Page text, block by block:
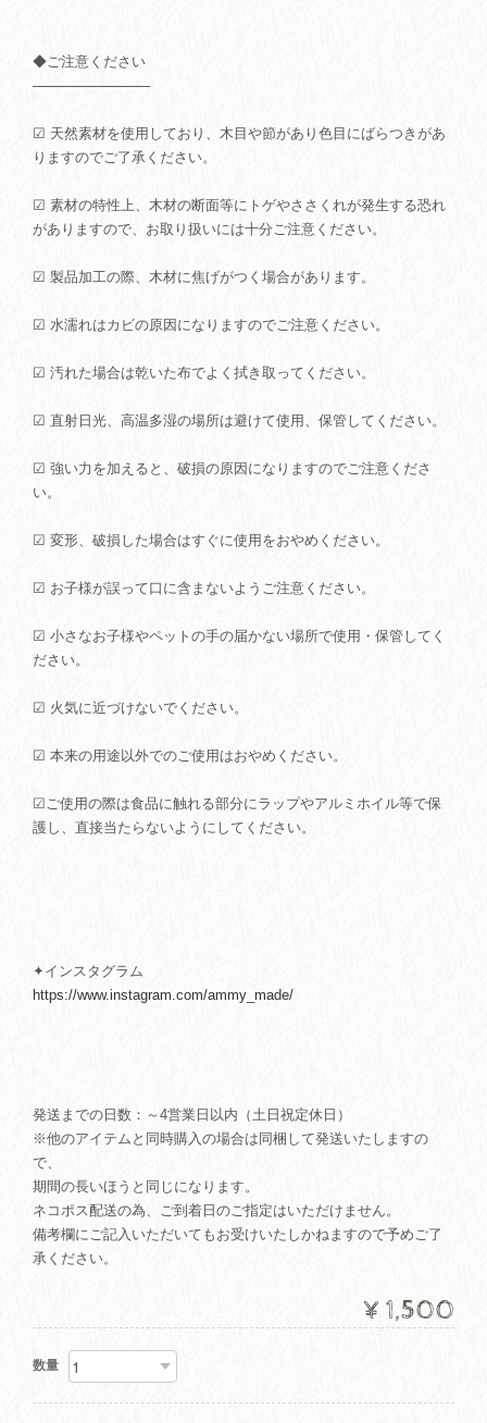
◆ご注意ください
────────────
☑ 天然素材を使用しており、木目や節があり色目にばらつきがあ
りますのでご了承ください。
☑ 素材の特性上、木材の断面等にトゲやささくれが発生する恐れ
がありますので、お取り扱いには十分ご注意ください。
☑ 製品加工の際、木材に焦げがつく場合があります。
☑ 水濡れはカビの原因になりますのでご注意ください。
☑ 汚れた場合は乾いた布でよく拭き取ってください。
☑ 直射日光、高温多湿の場所は避けて使用、保管してください。
☑ 強い力を加えると、破損の原因になりますのでご注意くださ
い。
☑ 変形、破損した場合はすぐに使用をおやめください。
☑ お子様が誤って口に含まないようご注意ください。
☑ 小さなお子様やペットの手の届かない場所で使用・保管してく
ださい。
☑ 火気に近づけないでください。
☑ 本来の用途以外でのご使用はおやめください。
☑ご使用の際は食品に触れる部分にラップやアルミホイル等で保
護し、直接当たらないようにしてください。
✦インスタグラム
https://www.instagram.com/ammy_made/
発送までの日数：～4営業日以内（土日祝定休日）
※他のアイテムと同時購入の場合は同梱して発送いたしますの
で、
期間の長いほうと同じになります。
ネコポス配送の為、ご到着日のご指定はいただけません。
備考欄にご記入いただいてもお受けいたしかねますので予めご了
承ください。
¥1,500
数量